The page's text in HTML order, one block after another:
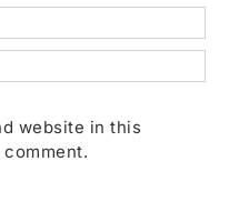
website in this